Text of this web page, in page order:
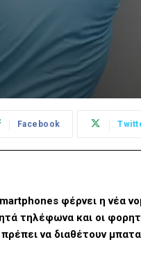
Facebook
φέρνει η νέα
τηλέφωνα και οι
να διαθέτουν